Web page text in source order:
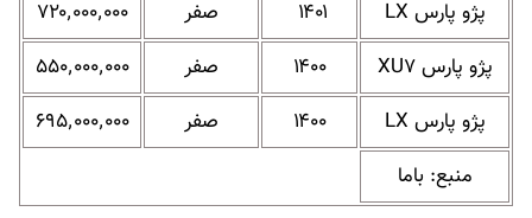
پژو پارس LX
۱۴۰۱ صفر
۷۲۰٬۰۰۰٬۰۰۰
پژو پارس XU۷
۱۴۰۰ صفر
۵۵۰٬۰۰۰٬۰۰۰
پژو پارس LX
۱۴۰۰ صفر
۶۹۵٬۰۰۰٬۰۰۰
منبع: باما